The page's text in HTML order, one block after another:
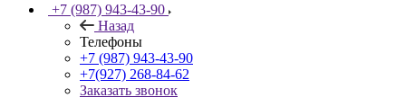
+7 (987) 943-43-90
Назад
Телефоны
+7 (987) 943-43-90
+7(927) 268-84-62
Заказать звонок